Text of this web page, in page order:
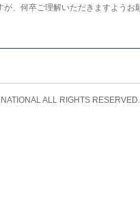
、何卒ご理解いただきますようお